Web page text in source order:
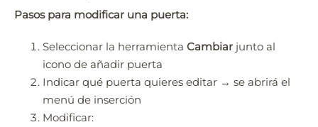
Pasos para modificar una puerta:
Seleccionar la herramienta Cambiar junto al
icono de añadir puerta
Indicar qué puerta quieres editar → se abrirá el
menú de inserción
Modificar: